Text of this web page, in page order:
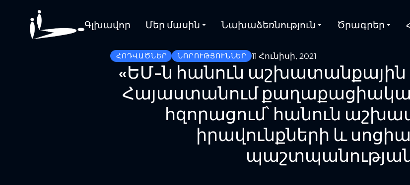
Գլխավոր Մեր մասին Նախաձեռնություն Ծրագրեր
ՀՈԴՎԱԾՆԵՐ ՆՈՐՈՒԹՅՈՒՆՆԵՐ 11 Հունիսի, 2021
«ԵՄ-ն հանուն աշխատանքային
Հայաստանում
հզորացում՝ հանուն
իրավունքների և